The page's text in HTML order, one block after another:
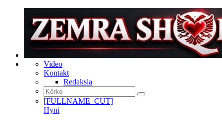
Video
Kontakt
Redaksia
[FULLNAME_CUT]
Hyni